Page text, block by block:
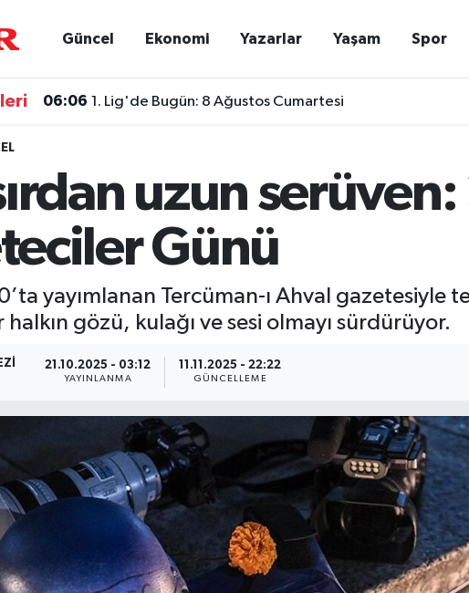
Güncel Ekonomi Yazarlar Yaşam Spor
06:06 1. Lig'de Bugün: 8 Ağustos Cumartesi
uzun
Günü
yayımlanan Tercüman-ı Ahval gazetesiyle
gözü, kulağı ve sesi olmayı sürdürüyor.
21.10.2025 - 03:12
YAYINLANMA
11.11.2025 - 22:22
GÜNCELLEME
Fikstür